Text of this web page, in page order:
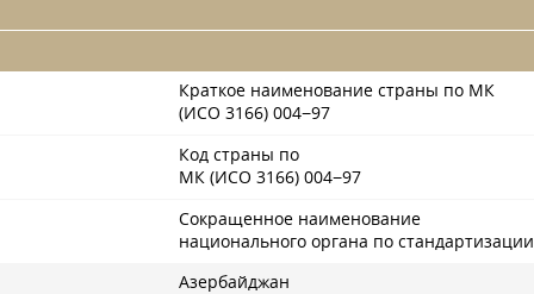
Краткое наименование страны по МК
(ИСО 3166) 004−97
Код страны по
МК (ИСО 3166) 004−97
Сокращенное наименование
национального органа по стандартизации
Азербайджан